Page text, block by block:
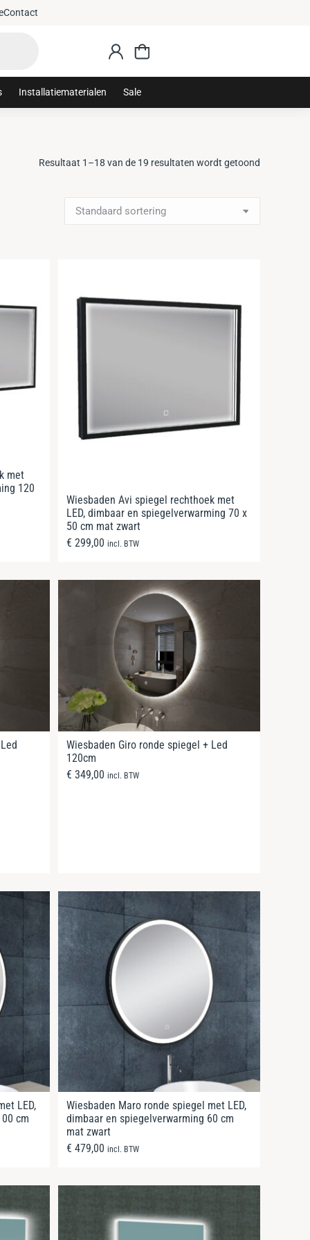
Contact
Installatiematerialen Sale
Resultaat 1–18 van de 19 resultaten wordt getoond
met
120
Wiesbaden Avi spiegel rechthoek met
LED, dimbaar en spiegelverwarming 70 x
50 cm mat zwart
€ 299,00 incl. BTW
Wiesbaden Giro ronde spiegel + Led
120cm
€ 349,00 incl. BTW
LED,
cm
Wiesbaden Maro ronde spiegel met LED,
dimbaar en spiegelverwarming 60 cm
mat zwart
€ 479,00 incl. BTW